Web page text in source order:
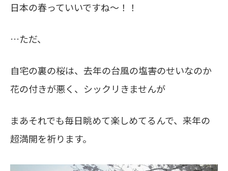
日本の春っていいですね～！！
…ただ、
自宅の裏の桜は、去年の台風の塩害のせいなのか
花の付きが悪く、シックリきませんが
まあそれでも毎日眺めて楽しめてるんで、来年の
超満開を祈ります。